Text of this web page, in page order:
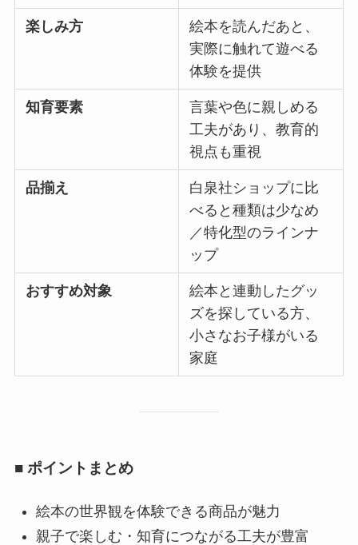
楽しみ方
絵本を読んだあと、
実際に触れて遊べる
体験を提供
知育要素
言葉や色に親しめる
工夫があり、教育的
視点も重視
品揃え
白泉社ショップに比
べると種類は少なめ
／特化型のラインナ
ップ
おすすめ対象
絵本と連動したグッ
ズを探している方、
小さなお子様がいる
家庭
■ ポイントまとめ
絵本の世界観を体験できる商品が魅力
親子で楽しむ・知育につながる工夫が豊富